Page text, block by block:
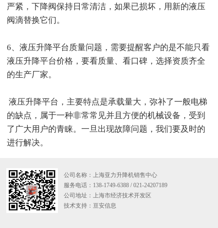
严紧，下降阀保持日常清洁，如果已损坏，用新的液压
阀滴替换它们。
6、液压升降平台质量问题，需要提醒客户的是不能只看
液压升降平台价格，要看质量、看口碑，选择资质齐全
的生产厂家。
液压升降平台，主要特点是承载量大，弥补了一般电梯
的缺点，属于一种非常常见并且方便的机械设备，受到
了广大用户的青睐。一旦出现故障问题，我们要及时的
进行解决。
公司名称：上海亚力升降机销售中心
服务电话：138-1749-6388 / 021-24207189
公司地址：上海市经济技术开发区
技术支持： 亘安信息